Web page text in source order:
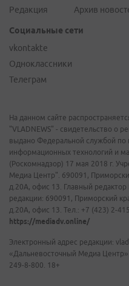
Редакция
Архив
Социальные сети
vkontakte
Одноклассники
Телеграм
На данном сайте
"VLADNEWS" - свидетельство о
выдано Федеральной службой по
информационных технологий и
(Роскомнадзор) 17 мая 2018 г.
Медиа Центр". 690091,
д.20А, офис 13. Главный
редакции: 690091, Приморский
д.20А, офис 13. Тел.: +7 (423) 2-
https://mediadv.online/
Электронный адрес редакции:
«Дальневосточный Медиа Центр»
249-8-800. 18+